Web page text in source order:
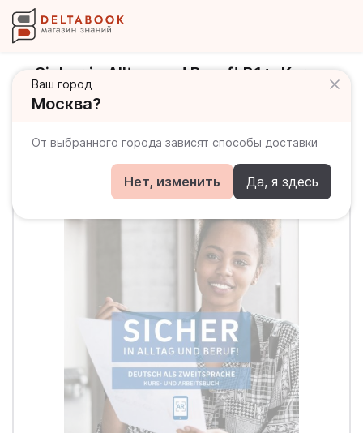
Ваш город
Москва?
От выбранного города зависят способы доставки
Нет, изменить Да, я здесь
Sicher in Alltag und Beruf! B1+. Kurs-
und Arbeitsbuch / Учебник + рабочая